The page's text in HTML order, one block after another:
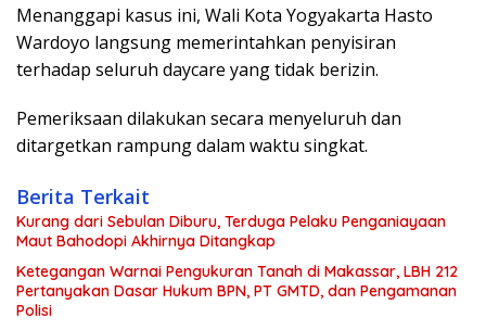
Menanggapi kasus ini, Wali Kota Yogyakarta Hasto
Wardoyo langsung memerintahkan penyisiran
terhadap seluruh daycare yang tidak berizin.
Pemeriksaan dilakukan secara menyeluruh dan
ditargetkan rampung dalam waktu singkat.
Berita Terkait
Kurang dari Sebulan Diburu, Terduga Pelaku Penganiayaan
Maut Bahodopi Akhirnya Ditangkap
Ketegangan Warnai Pengukuran Tanah di Makassar, LBH 212
Pertanyakan Dasar Hukum BPN, PT GMTD, dan Pengamanan
Polisi